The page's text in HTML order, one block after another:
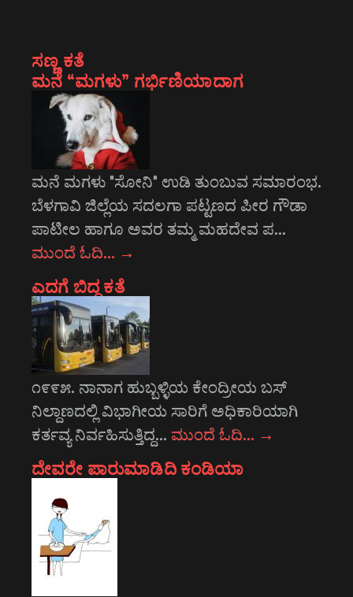
ಸಣ್ಣ ಕತೆ
ಮನೆ “ಮಗಳು” ಗರ್ಭಿಣಿಯಾದಾಗ
ಮನೆ ಮಗಳು "ಸೋನಿ" ಉಡಿ ತುಂಬುವ ಸಮಾರಂಭ.
ಬೆಳಗಾವಿ ಜಿಲ್ಲೆಯ ಸದಲಗಾ ಪಟ್ಟಣದ ಪೀರ ಗೌಡಾ
ಪಾಟೀಲ ಹಾಗೂ ಅವರ ತಮ್ಮ ಮಹದೇವ ಪ…
ಮುಂದೆ ಓದಿ… →
ಎದಗೆ ಬಿದ್ದ ಕತೆ
೧೯೯೫. ನಾನಾಗ ಹುಬ್ಬಳ್ಳಿಯ ಕೇಂದ್ರೀಯ ಬಸ್
ನಿಲ್ದಾಣದಲ್ಲಿ ವಿಭಾಗೀಯ ಸಾರಿಗೆ ಅಧಿಕಾರಿಯಾಗಿ
ಕರ್ತವ್ಯ ನಿರ್ವಹಿಸುತ್ತಿದ್ದ… ಮುಂದೆ ಓದಿ… →
ದೇವರೇ ಪಾರುಮಾಡಿದಿ ಕಂಡಿಯಾ